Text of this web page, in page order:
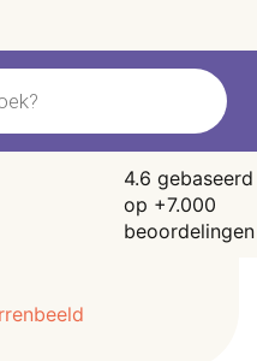
4.6 gebaseerd
op +7.000
beoordelingen